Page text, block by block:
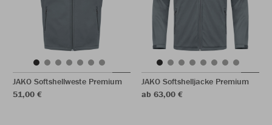
JAKO Softshellweste Premium
51,00 €
JAKO Softshelljacke Premium
ab 63,00 €